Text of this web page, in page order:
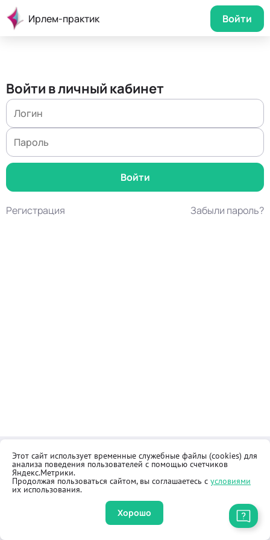
Ирлем-практик Войти
Войти в личный кабинет
Регистрация Забыли пароль?
Контакты
Как купить
Общественная приёмная
Реквизиты
Оферта
Правила продажи товаров
Этот сайт использует временные служебные файлы (cookies) для
анализа поведения пользователей с помощью счетчиков
Яндекс.Метрики.
Продолжая пользоваться сайтом, вы соглашаетесь с условиями
их использования.
Хорошо